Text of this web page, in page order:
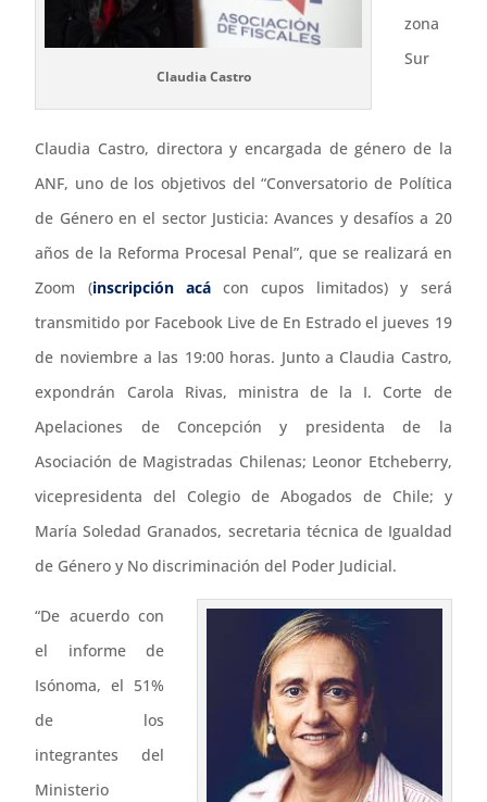
Claudia Castro
zona
Sur
Claudia Castro, directora y encargada de género de la
ANF, uno de los objetivos del “Conversatorio de Política
de Género en el sector Justicia: Avances y desafíos a 20
años de la Reforma Procesal Penal”, que se realizará en
Zoom (inscripción acácon cupos limitados) y será
transmitido por Facebook Live de En Estrado el jueves 19
de noviembre a las 19:00 horas. Junto a Claudia Castro,
expondrán Carola Rivas, ministra de la I. Corte de
Apelaciones de Concepción y presidenta de la
Asociación de Magistradas Chilenas; Leonor Etcheberry,
vicepresidenta del Colegio de Abogados de Chile; y
María Soledad Granados, secretaria técnica de Igualdad
de Género y No discriminación del Poder Judicial.
“De acuerdo con
el informe de
Isónoma, el 51%
de los
integrantes del
Ministerio